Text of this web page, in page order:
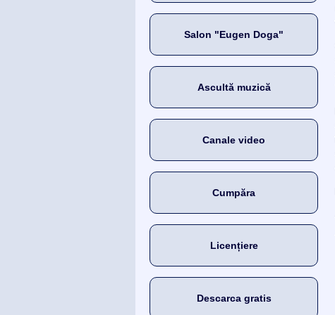
Salon "Eugen Doga"
Ascultă muzică
Canale video
Cumpăra
Licențiere
Descarca gratis